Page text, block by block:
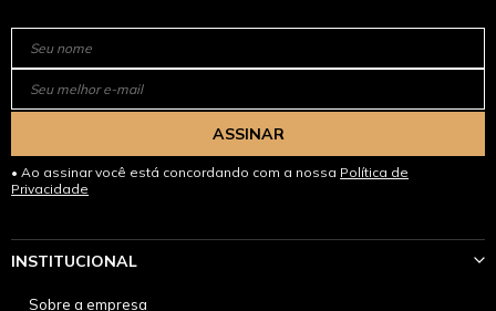
ASSINAR
Ao assinar você está concordando com a nossa Política de
Privacidade
INSTITUCIONAL
Sobre a empresa